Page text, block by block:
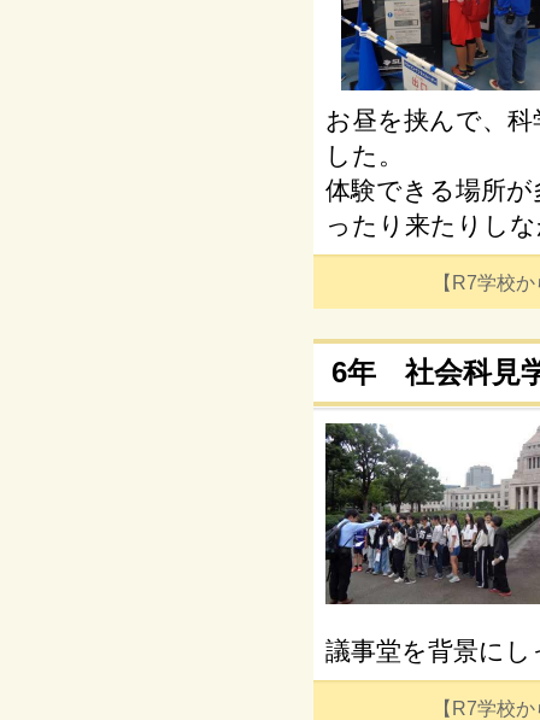
お昼を挟んで、
した。
体験できる場所
ったり来たりし
【R7学校
6年 社会科見
議事堂を背景に
【R7学校